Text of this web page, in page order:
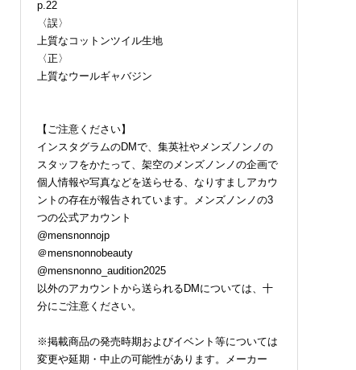
p.22
〈誤〉
上質なコットンツイル生地
〈正〉
上質なウールギャバジン
【ご注意ください】
インスタグラムのDMで、集英社やメンズノンノの
スタッフをかたって、架空のメンズノンノの企画で
個人情報や写真などを送らせる、なりすましアカウ
ントの存在が報告されています。メンズノンノの3
つの公式アカウント
@mensnonnojp
＠mensnonnobeauty
@mensnonno_audition2025
以外のアカウントから送られるDMについては、十
分にご注意ください。
※掲載商品の発売時期およびイベント等については
変更や延期・中止の可能性があります。メーカー